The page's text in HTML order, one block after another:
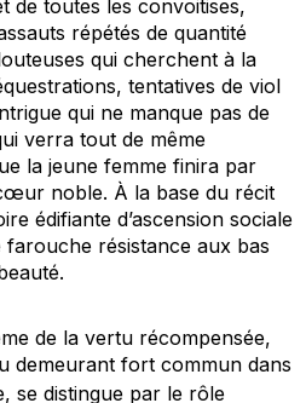
de toutes les convoitises,
répétés de quantité
qui cherchent à la
tentatives de viol
qui ne manque pas de
verra tout de même
la jeune femme finira par
noble. À la base du récit
édifiante d’ascension sociale
résistance aux bas
de la vertu récompensée,
demeurant fort commun dans
se distingue par le rôle